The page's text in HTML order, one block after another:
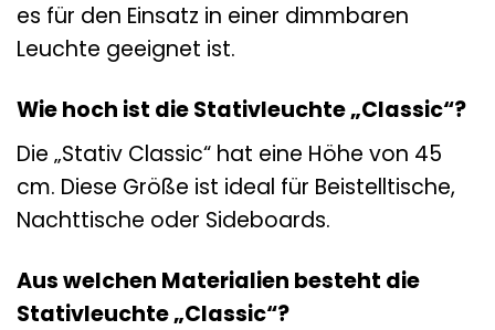
es für den Einsatz in einer dimmbaren
Leuchte geeignet ist.
Wie hoch ist die Stativleuchte „Classic“?
Die „Stativ Classic“ hat eine Höhe von 45
cm. Diese Größe ist ideal für Beistelltische,
Nachttische oder Sideboards.
Aus welchen Materialien besteht die
Stativleuchte „Classic“?